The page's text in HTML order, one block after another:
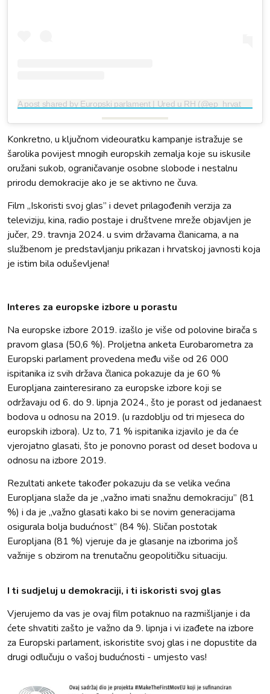
A post shared by Europski parlament | Ured u RH (@ep_hrvatska)
Konkretno, u ključnom videouratku kampanje istražuje se
šarolika povijest mnogih europskih zemalja koje su iskusile
oružani sukob, ograničavanje osobne slobode i nestalnu
prirodu demokracije ako je se aktivno ne čuva.
Film „Iskoristi svoj glas” i devet prilagođenih verzija za
televiziju, kina, radio postaje i društvene mreže objavljen je
jučer, 29. travnja 2024. u svim državama članicama, a na
službenom je predstavljanju prikazan i hrvatskoj javnosti koja
je istim bila oduševljena!
Interes za europske izbore u porastu
Na europske izbore 2019. izašlo je više od polovine birača s
pravom glasa (50,6 %). Proljetna anketa Eurobarometra za
Europski parlament provedena među više od 26 000
ispitanika iz svih država članica pokazuje da je 60 %
Europljana zainteresirano za europske izbore koji se
održavaju od 6. do 9. lipnja 2024., što je porast od jedanaest
bodova u odnosu na 2019. (u razdoblju od tri mjeseca do
europskih izbora). Uz to, 71 % ispitanika izjavilo je da će
vjerojatno glasati, što je ponovno porast od deset bodova u
odnosu na izbore 2019.
Rezultati ankete također pokazuju da se velika većina
Europljana slaže da je „važno imati snažnu demokraciju” (81
%) i da je „važno glasati kako bi se novim generacijama
osigurala bolja budućnost” (84 %). Sličan postotak
Europljana (81 %) vjeruje da je glasanje na izborima još
važnije s obzirom na trenutačnu geopolitičku situaciju.
I ti sudjeluj u demokraciji, i ti iskoristi svoj glas
Vjerujemo da vas je ovaj film potaknuo na razmišljanje i da
ćete shvatiti zašto je važno da 9. lipnja i vi izađete na izbore
za Europski parlament, iskoristite svoj glas i ne dopustite da
drugi odlučuju o vašoj budućnosti - umjesto vas!